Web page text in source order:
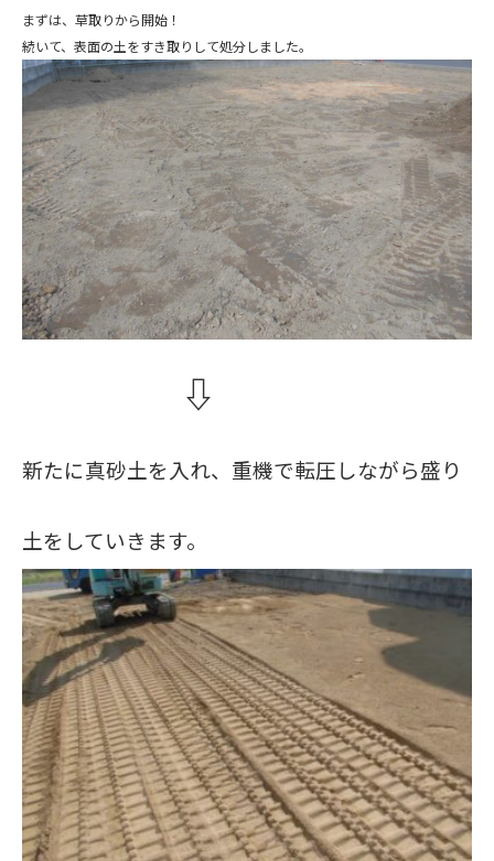
まずは、草取りから開始！
続いて、表面の土をすき取りして処分しました。
⇩
新たに真砂土を入れ、重機で転圧しながら盛り
土をしていきます。